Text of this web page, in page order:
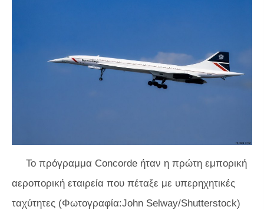
Το πρόγραμμα Concorde ήταν η πρώτη εμπορική
αεροπορική εταιρεία που πέταξε με υπερηχητικές
ταχύτητες (Φωτογραφία:John Selway/Shutterstock)